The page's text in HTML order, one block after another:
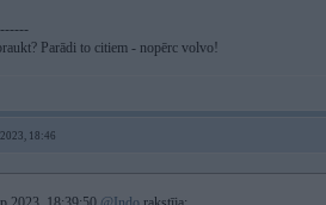
Parādi to citiem - nopērc volvo!
18:46